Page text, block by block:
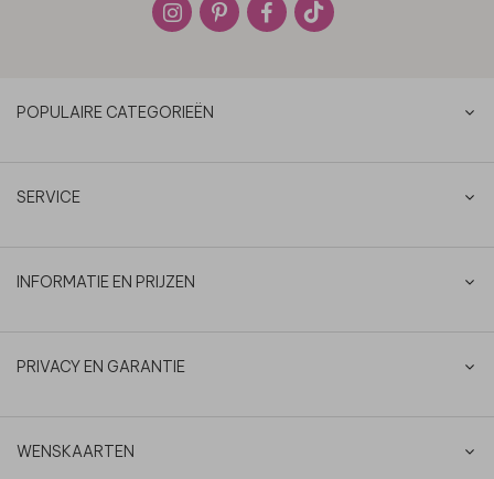
POPULAIRE CATEGORIEËN
SERVICE
INFORMATIE EN PRIJZEN
PRIVACY EN GARANTIE
WENSKAARTEN